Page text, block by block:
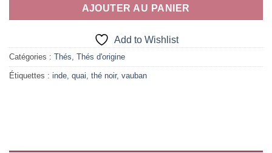
AJOUTER AU PANIER
Add to Wishlist
Catégories : Thés, Thés d'origine
Étiquettes : inde, quai, thé noir, vauban